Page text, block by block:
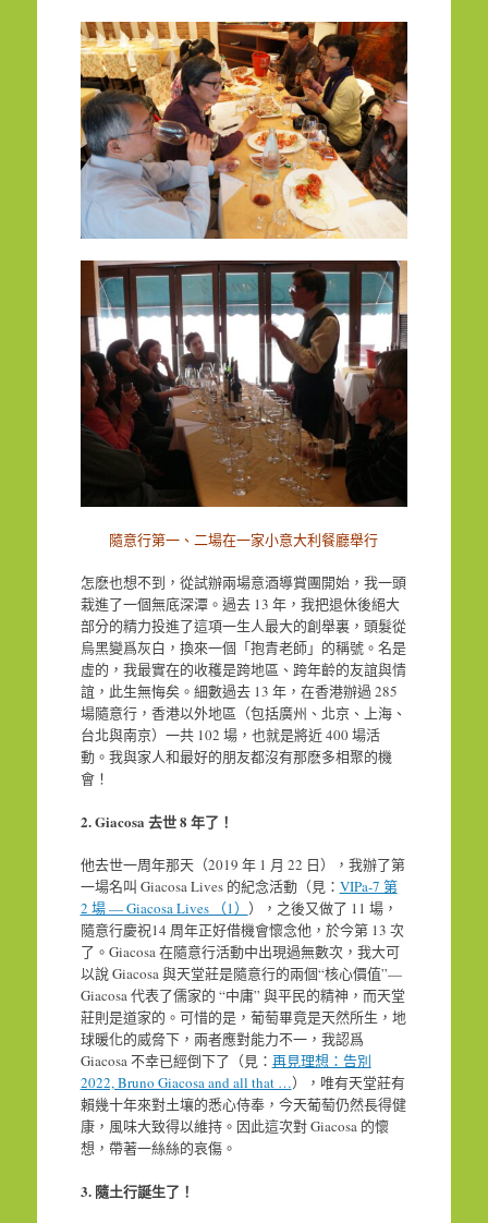
隨意行第一、二場在一家小意大利餐廳舉行
怎麽也想不到，從試辦兩場意酒導賞團開始，我一頭
栽進了一個無底深潭。過去 13 年，我把退休後絕大
部分的精力投進了這項一生人最大的創舉裏，頭髮從
烏黑變爲灰白，換來一個「抱青老師」的稱號。名是
虛的，我最實在的收穫是跨地區、跨年齡的友誼與情
誼，此生無悔矣。細數過去 13 年，在香港辦過 285
場隨意行，香港以外地區（包括廣州、北京、上海、
台北與南京）一共 102 場，也就是將近 400 場活
動。我與家人和最好的朋友都沒有那麽多相聚的機
會！
2. Giacosa 去世8 年了！
他去世一周年那天（2019 年 1 月 22 日），我辦了第
一場名叫 Giacosa Lives 的紀念活動（見： VIPa-7 第
2 場 — Giacosa Lives （1） ），之後又做了 11 場，
隨意行慶祝14 周年正好借機會懷念他，於今第 13 次
了。Giacosa 在隨意行活動中出現過無數次，我大可
以說 Giacosa 與天堂莊是隨意行的兩個“核心價值”—
Giacosa 代表了儒家的 “中庸” 與平民的精神，而天堂
莊則是道家的。可惜的是，葡萄畢竟是天然所生，地
球暖化的威脅下，兩者應對能力不一，我認爲
Giacosa 不幸已經倒下了（見： 再見理想：告別
2022, Bruno Giacosa and all that …），唯有天堂莊有
賴幾十年來對土壤的悉心侍奉，今天葡萄仍然長得健
康，風味大致得以維持。因此這次對 Giacosa 的懷
想，帶著一絲絲的哀傷。
3. 隨土行誕生了！